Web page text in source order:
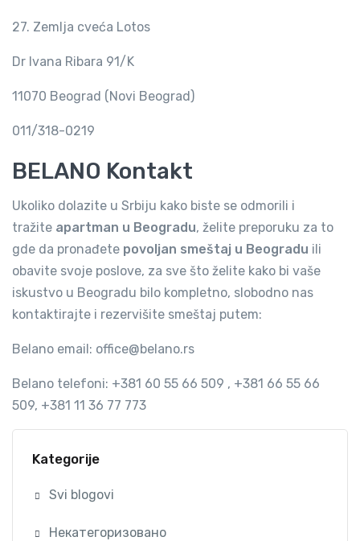
27. Zemlja cveća Lotos
Dr Ivana Ribara 91/K
11070 Beograd (Novi Beograd)
011/318-0219
BELANO Kontakt
Ukoliko dolazite u Srbiju kako biste se odmorili i
tražite apartman u Beogradu, želite preporuku za to
gde da pronađete povoljan smeštaj u Beogradu ili
obavite svoje poslove, za sve što želite kako bi vaše
iskustvo u Beogradu bilo kompletno, slobodno nas
kontaktirajte i rezervišite smeštaj putem:
Belano email: office@belano.rs
Belano telefoni: +381 60 55 66 509 , +381 66 55 66
509, +381 11 36 77 773
Kategorije
Svi blogovi
Некатегоризовано